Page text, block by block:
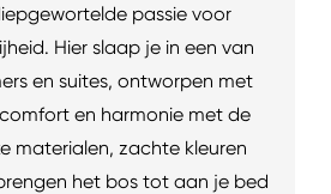
passie voor
Hier slaap je in een van
en suites, ontworpen met
en harmonie met de
materialen, zachte kleuren
het bos tot aan je bed